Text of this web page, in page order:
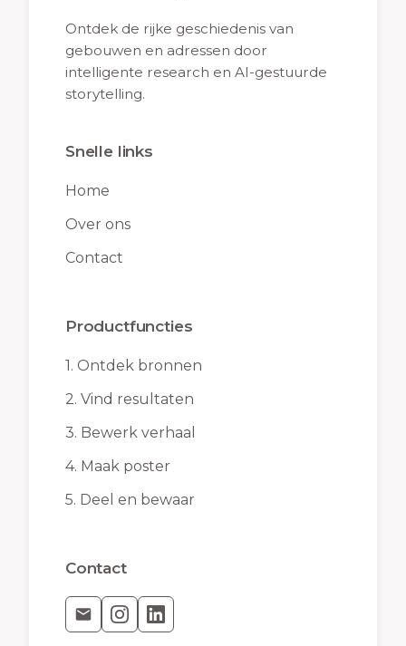
Ontdek de rijke geschiedenis van
gebouwen en adressen door
intelligente research en AI-gestuurde
storytelling.
Snelle links
Home
Over ons
Contact
Productfuncties
1. Ontdek bronnen
2. Vind resultaten
3. Bewerk verhaal
4. Maak poster
5. Deel en bewaar
Contact